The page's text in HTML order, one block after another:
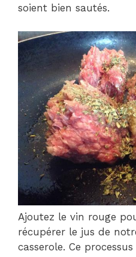
soient bien sautés.
Ajoutez le vin rouge
récupérer le jus de
casserole. Ce